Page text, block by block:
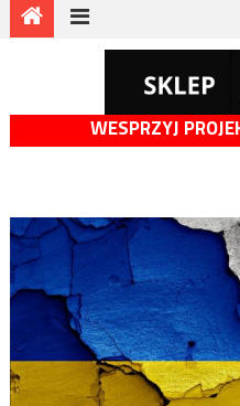
WESPRZYJ